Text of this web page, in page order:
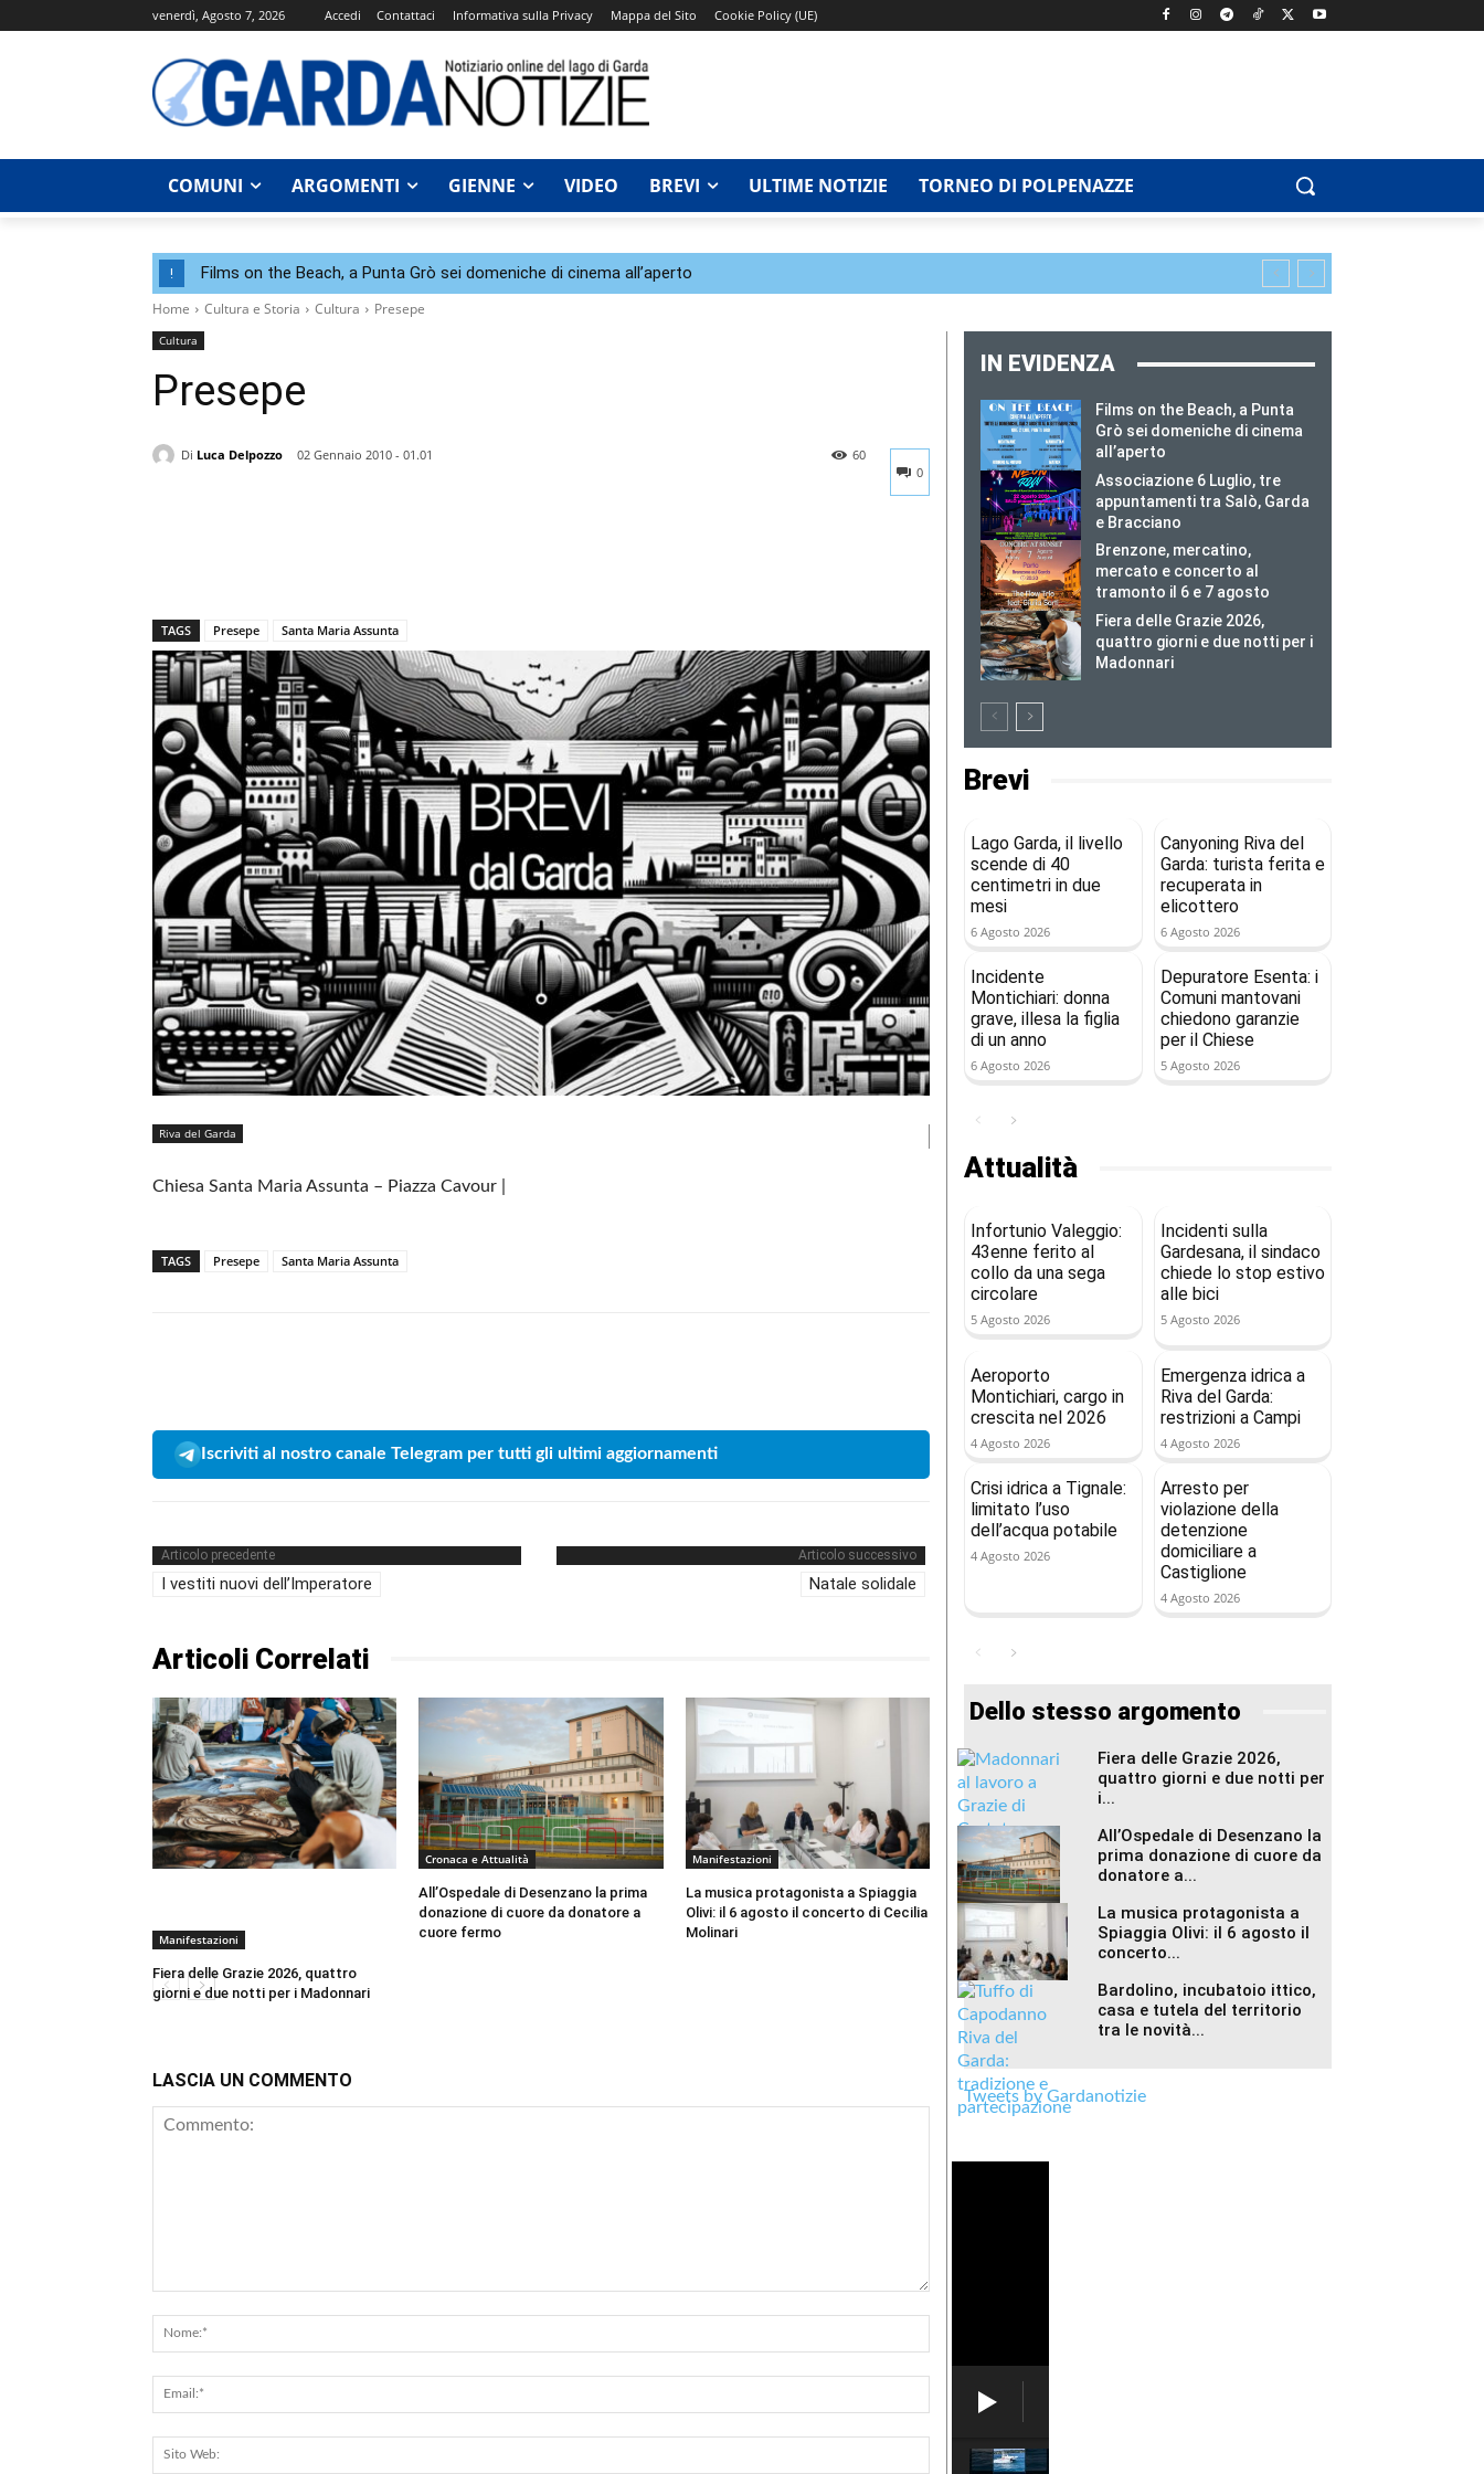
venerdì, Agosto 7, 2026 Accedi Contattaci Informativa sulla Privacy Mappa del Sito Cookie Policy (UE)
COMUNI ARGOMENTI GIENNE VIDEO BREVI ULTIME NOTIZIE TORNEO DI POLPENAZZE
! Films on the Beach, a Punta Grò sei domeniche di cinema all’aperto
Home Cultura e Storia Cultura Presepe
Cultura
Presepe
Di Luca Delpozzo
02 Gennaio 2010 - 01.01
0
60
TAGS Presepe Santa Maria Assunta
Riva del Garda
Chiesa Santa Maria Assunta – Piazza Cavour |
TAGS Presepe Santa Maria Assunta
Iscriviti al nostro canale Telegram per tutti gli ultimi aggiornamenti
Articolo precedente
I vestiti nuovi dell’Imperatore
Articolo successivo
Natale solidale
Articoli Correlati
Manifestazioni
Fiera delle Grazie 2026, quattro
giorni e due notti per i Madonnari
Cronaca e Attualità
All’Ospedale di Desenzano la prima
donazione di cuore da donatore a
cuore fermo
Manifestazioni
La musica protagonista a Spiaggia
Olivi: il 6 agosto il concerto di Cecilia
Molinari
LASCIA UN COMMENTO
IN EVIDENZA
Films on the Beach, a Punta
Grò sei domeniche di cinema
all’aperto
Associazione 6 Luglio, tre
appuntamenti tra Salò, Garda
e Bracciano
Brenzone, mercatino,
mercato e concerto al
tramonto il 6 e 7 agosto
Fiera delle Grazie 2026,
quattro giorni e due notti per i
Madonnari
Brevi
Lago Garda, il livello
scende di 40
centimetri in due
mesi
6 Agosto 2026
Canyoning Riva del
Garda: turista ferita e
recuperata in
elicottero
6 Agosto 2026
Incidente
Montichiari: donna
grave, illesa la figlia
di un anno
6 Agosto 2026
Depuratore Esenta: i
Comuni mantovani
chiedono garanzie
per il Chiese
5 Agosto 2026
Attualità
Infortunio Valeggio:
43enne ferito al
collo da una sega
circolare
5 Agosto 2026
Incidenti sulla
Gardesana, il sindaco
chiede lo stop estivo
alle bici
5 Agosto 2026
Aeroporto
Montichiari, cargo in
crescita nel 2026
4 Agosto 2026
Emergenza idrica a
Riva del Garda:
restrizioni a Campi
4 Agosto 2026
Crisi idrica a Tignale:
limitato l’uso
dell’acqua potabile
4 Agosto 2026
Arresto per
violazione della
detenzione
domiciliare a
Castiglione
4 Agosto 2026
Dello stesso argomento
Fiera delle Grazie 2026,
quattro giorni e due notti per
i...
All’Ospedale di Desenzano la
prima donazione di cuore da
donatore a...
La musica protagonista a
Spiaggia Olivi: il 6 agosto il
concerto...
Bardolino, incubatoio ittico,
casa e tutela del territorio
tra le novità...
Tweets by Gardanotizie